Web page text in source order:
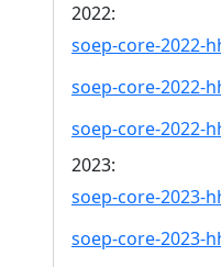
2022:
soep-core-2022-
soep-core-2022-
soep-core-2022-
2023:
soep-core-2023-
soep-core-2023-